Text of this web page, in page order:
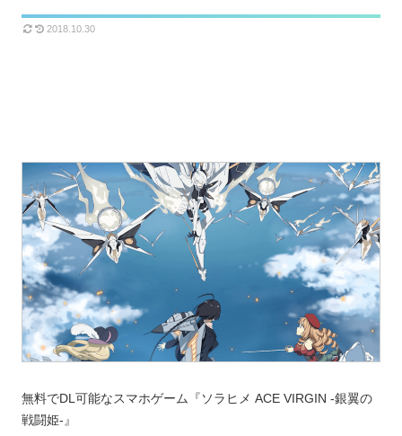
2018.10.30
無料でDL可能なスマホゲーム『ソラヒメ ACE VIRGIN -銀翼の
戦闘姫-』